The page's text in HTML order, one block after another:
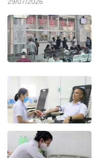
29/07/2026